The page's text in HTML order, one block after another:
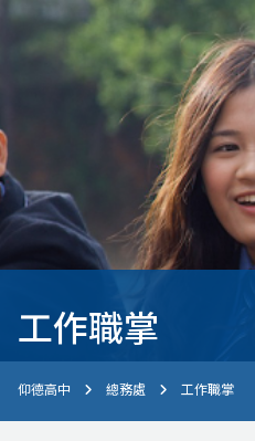
工作職掌
仰德高中 總務處 工作職掌